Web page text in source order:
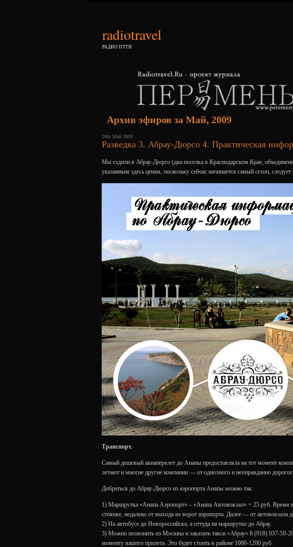
radiotravel
РАДИО ПУТИ
Архив эфиров за Май, 2009
28th Май 2009
Разведка 3. Абрау-Дюрсо 4. Практическая
Мы ездили в Абрау-Дюрсо (два поселка в Краснодарском Крае,
указанным здесь ценам, поскольку сейчас начинается самый сезон,
Транспорт.
Самый дешевый авиаперелет до Анапы предоставляла на тот момент
летают и многие другие компании — от одиозного и неоправданно
Добраться до Абрау-Дюрсо из аэропорта Анапы можно так:
1) Маршрутка «Анапа Аэропорт» – «Анапа Автовокзал» = 25 руб. Время
стоянке, недалеко от выхода из ворот аэропорта. Далее — от
2) На автобусе до Новороссийска, а оттуда на маршрутке до Абрау.
3) Можно позвонить из Москвы и заказать такси «Абрау» 8 (918) 937-50-
моменту вашего прилета. Это будет стоить в районе 1000-1200 руб.